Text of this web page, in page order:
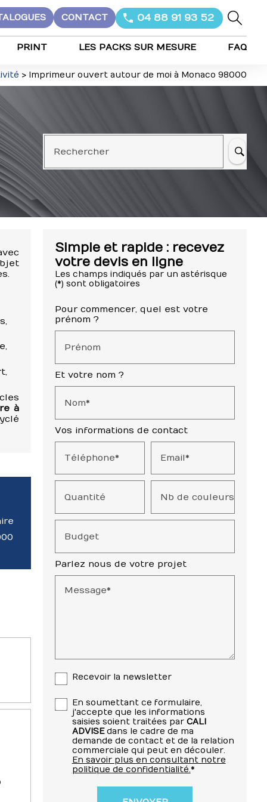
CONTACT 04 88 91 93 52
PRINT LES PACKS SUR MESURE FAQ
> Imprimeur ouvert autour de moi à Monaco 98000
Rechercher
à
Simple et rapide : recevez
votre devis en ligne
Les champs indiqués par un astérisque
(*) sont obligatoires
Pour commencer, quel est votre
prénom ?
Prénom
Et votre nom ?
Nom*
Vos informations de contact
Téléphone* Email*
Quantité Nb de couleurs
Budget
Parlez nous de votre projet
Message*
Recevoir la newsletter
En soumettant ce formulaire,
j'accepte que les informations
saisies soient traitées par CALI
ADVISEdans le cadre de ma
demande de contact et de la relation
commerciale qui peut en découler.
En savoir plus en consultant notre
politique de confidentialité.*